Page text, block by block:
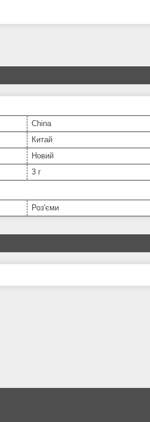
China
Китай
Новий
3 г
Роз'єми